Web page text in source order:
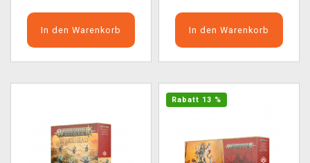
In den Warenkorb In den Warenkorb
Rabatt 13 %